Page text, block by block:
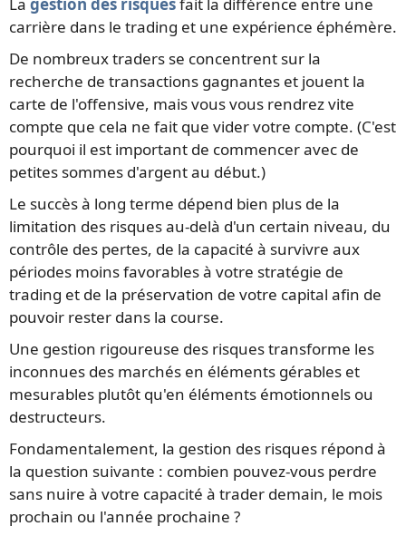
La gestion des risquesfait la différence entre une
carrière dans le trading et une expérience éphémère.
De nombreux traders se concentrent sur la
recherche de transactions gagnantes et jouent la
carte de l'offensive, mais vous vous rendrez vite
compte que cela ne fait que vider votre compte. (C'est
pourquoi il est important de commencer avec de
petites sommes d'argent au début.)
Le succès à long terme dépend bien plus de la
limitation des risques au-delà d'un certain niveau, du
contrôle des pertes, de la capacité à survivre aux
périodes moins favorables à votre stratégie de
trading et de la préservation de votre capital afin de
pouvoir rester dans la course.
Une gestion rigoureuse des risques transforme les
inconnues des marchés en éléments gérables et
mesurables plutôt qu'en éléments émotionnels ou
destructeurs.
Fondamentalement, la gestion des risques répond à
la question suivante : combien pouvez-vous perdre
sans nuire à votre capacité à trader demain, le mois
prochain ou l'année prochaine ?